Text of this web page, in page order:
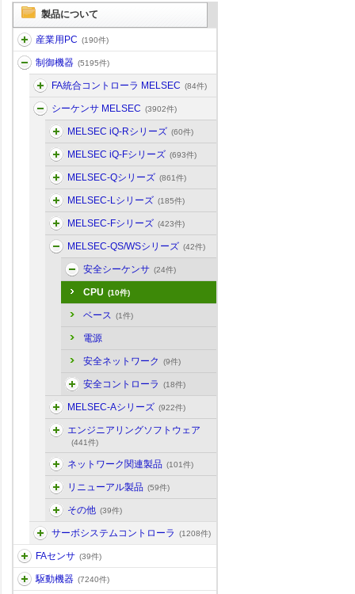
製品について
産業用PC (190件)
制御機器 (5195件)
FA統合コントローラ MELSEC (84件)
シーケンサ MELSEC (3902件)
MELSEC iQ-Rシリーズ (60件)
MELSEC iQ-Fシリーズ (693件)
MELSEC-Qシリーズ (861件)
MELSEC-Lシリーズ (185件)
MELSEC-Fシリーズ (423件)
MELSEC-QS/WSシリーズ (42件)
安全シーケンサ (24件)
CPU (10件)
ベース (1件)
電源
安全ネットワーク (9件)
安全コントローラ (18件)
MELSEC-Aシリーズ (922件)
エンジニアリングソフトウェア
(441件)
ネットワーク関連製品 (101件)
リニューアル製品 (59件)
その他 (39件)
サーボシステムコントローラ (1208件)
FAセンサ (39件)
駆動機器 (7240件)